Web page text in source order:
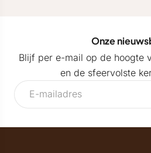
Onze
Blijf per e-mail op de hoogte
en de sfeervolste